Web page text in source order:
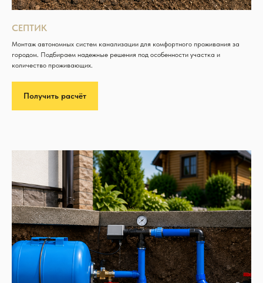
СЕПТИК
Монтаж автономных систем канализации для комфортного проживания за
городом. Подбираем надежные решения под особенности участка и
количество проживающих.
Получить расчёт